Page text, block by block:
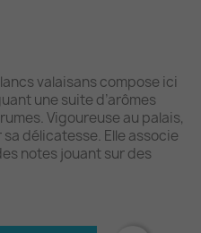
valaisans compose ici
une suite d’arômes
Vigoureuse au palais,
délicatesse. Elle associe
notes jouant sur des